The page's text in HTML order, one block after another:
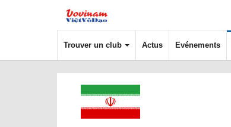
Trouver un club Actus Evénements